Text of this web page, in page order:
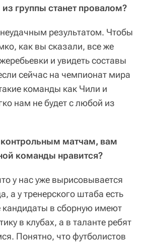
группы станет провалом?
результатом. Чтобы
как вы сказали, все же
и увидеть составы
сейчас на чемпионат мира
команды как Чили и
нам не будет с любой из
контрольным матчам, вам
команды нравится?
у нас уже вырисовывается
а у тренерского штаба есть
кандидаты в сборную имеют
в клубах, а в таланте ребят
Понятно, что футболистов